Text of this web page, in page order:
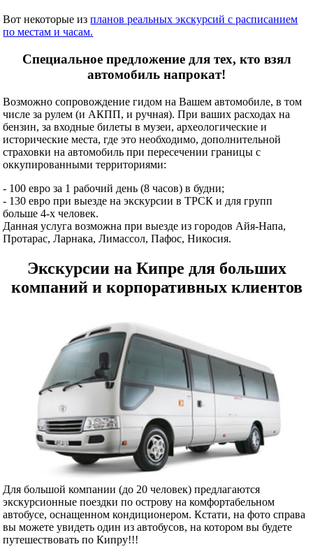
Вот некоторые изпланов реальных экскурсий с расписанием
по местам и часам.
Специальное предложение для тех, кто взял
автомобиль напрокат!
Возможно сопровождение гидом на Вашем автомобиле, в том
числе за рулем (и АКПП, и ручная). При ваших расходах на
бензин, за входные билеты в музеи, археологические и
исторические места, где это необходимо, дополнительной
страховки на автомобиль при пересечении границы с
оккупированными территориями:
- 100 евро за 1 рабочий день (8 часов) в будни;
- 130 евро при выезде на экскурсии в ТРСК и для групп
больше 4-х человек.
Данная услуга возможна при выезде из городов Айя-Напа,
Протарас, Ларнака, Лимассол, Пафос, Никосия.
Экскурсии на Кипре для больших
компаний и корпоративных клиентов
Для большой компании (до 20 человек) предлагаются
экскурсионные поездки по острову на комфортабельном
автобусе, оснащенном кондиционером. Кстати, на фото справа
вы можете увидеть один из автобусов, на котором вы будете
путешествовать по Кипру!!!